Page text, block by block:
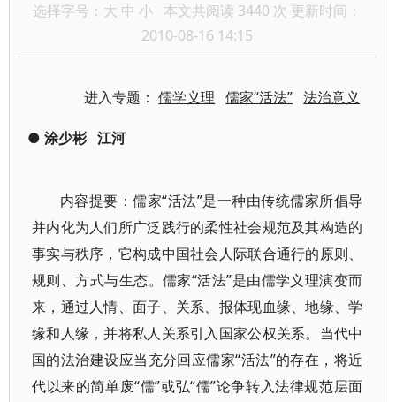
选择字号： 大 中 小 本文共阅读 3440 次 更新时间：
2010-08-16 14:15
进入专题：儒学义理 儒家“活法” 法治意义
● 涂少彬 江河
内容提要：儒家“活法”是一种由传统儒家所倡导
并内化为人们所广泛践行的柔性社会规范及其构造的
事实与秩序，它构成中国社会人际联合通行的原则、
规则、方式与生态。儒家“活法”是由儒学义理演变而
来，通过人情、面子、关系、报体现血缘、地缘、学
缘和人缘，并将私人关系引入国家公权关系。当代中
国的法治建设应当充分回应儒家“活法”的存在，将近
代以来的简单废“儒”或弘“儒”论争转入法律规范层面